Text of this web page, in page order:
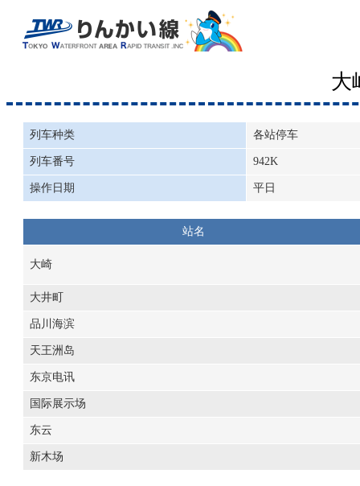
大
列车种类 各站停车
列车番号 942K
操作日期 平日
站名
大崎
大井町
品川海滨
天王洲岛
东京电讯
国际展示场
东云
新木场